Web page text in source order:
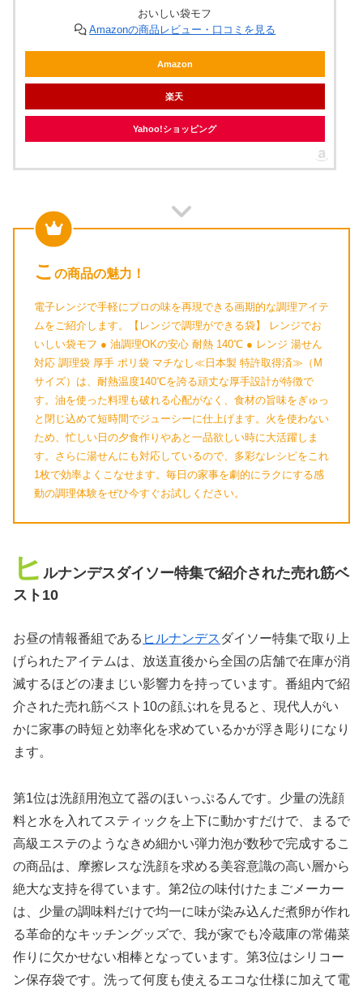
おいしい袋モフ
Amazonの商品レビュー・口コミを見る
Amazon
楽天
Yahoo!ショッピング
こ の商品の魅力！
電子レンジで手軽にプロの味を再現できる画期的な調理アイテ
ムをご紹介します。【レンジで調理ができる袋】 レンジでお
いしい袋モフ ● 油調理OKの安心 耐熱 140℃ ● レンジ 湯せん
対応 調理袋 厚手 ポリ袋 マチなし≪日本製 特許取得済≫（M
サイズ）は、耐熱温度140℃を誇る頑丈な厚手設計が特徴で
す。油を使った料理も破れる心配がなく、食材の旨味をぎゅっ
と閉じ込めて短時間でジューシーに仕上げます。火を使わない
ため、忙しい日の夕食作りやあと一品欲しい時に大活躍しま
す。さらに湯せんにも対応しているので、多彩なレシピをこれ
1枚で効率よくこなせます。毎日の家事を劇的にラクにする感
動の調理体験をぜひ今すぐお試しください。
ヒ ルナンデスダイソー特集で紹介された売れ筋ベ
スト10
お昼の情報番組である ヒルナンデス ダイソー特集で取り上
げられたアイテムは、放送直後から全国の店舗で在庫が消
滅するほどの凄まじい影響力を持っています。番組内で紹
介された売れ筋ベスト10の顔ぶれを見ると、現代人がい
かに家事の時短と効率化を求めているかが浮き彫りになり
ます。
第1位は洗顔用泡立て器のほいっぷるんです。少量の洗顔
料と水を入れてスティックを上下に動かすだけで、まるで
高級エステのようなきめ細かい弾力泡が数秒で完成するこ
の商品は、摩擦レスな洗顔を求める美容意識の高い層から
絶大な支持を得ています。第2位の味付けたまごメーカー
は、少量の調味料だけで均一に味が染み込んだ煮卵が作れ
る革命的なキッチングッズで、我が家でも冷蔵庫の常備菜
作りに欠かせない相棒となっています。第3位はシリコー
ン保存袋です。洗って何度も使えるエコな仕様に加えて電